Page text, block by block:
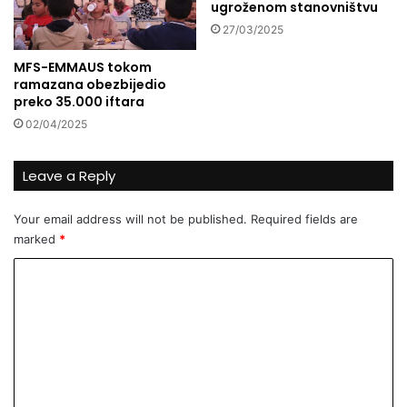
n
a
G
a
z
a
,
j
e
e
t
r
i
p
i
j
j
m
Z
e
MFS-EMMAUS tokom
ramazana obezbijedio
preko 35.000 iftara
02/04/2025
ugroženom stanovništvu
27/03/2025
Leave a Reply
Your email address will not be published. Required fields are
marked *